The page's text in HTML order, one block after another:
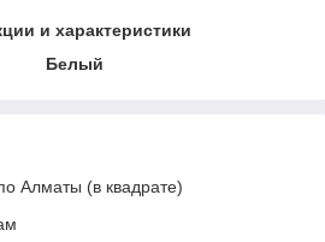
и характеристики
Белый
Алматы (в квадрате)